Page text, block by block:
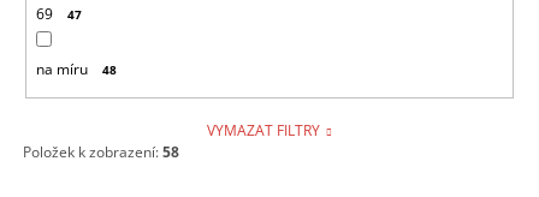
69 47
na míru 48
VYMAZAT FILTRY
Položek k zobrazení:58